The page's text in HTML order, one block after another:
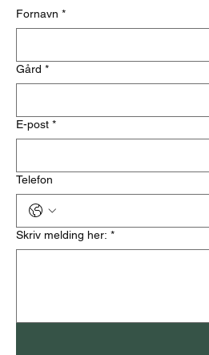
Fornavn *
Gård *
E-post *
Telefon
Skriv melding her: *